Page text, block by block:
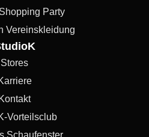
Party
Vereinskleidung
Stores
Kontakt
Vorteilsclub